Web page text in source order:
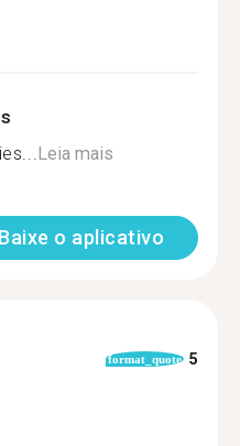
Leia mais
Baixe o aplicativo
format_quote 5